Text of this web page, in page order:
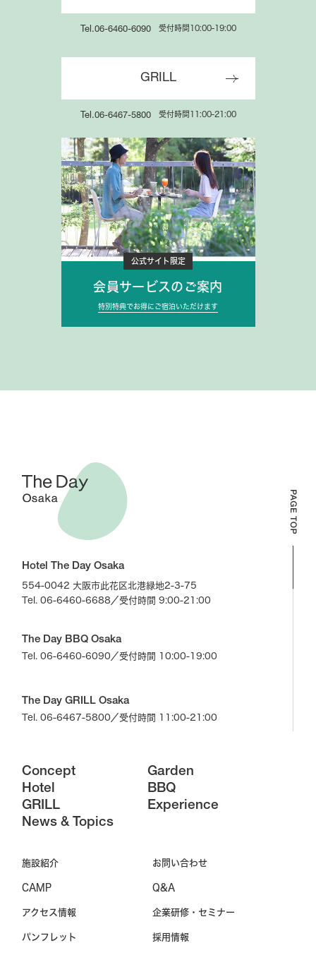
Tel.06-6460-6090 受付時間10:00-19:00
GRILL
Tel.06-6467-5800 受付時間11:00-21:00
公式サイト限定
会員サービスのご案内
特別特典でお得にご宿泊いただけます
Hotel The Day Osaka
554-0042 大阪市此花区北港緑地2-3-75
Tel. 06-6460-6688／受付時間 9:00-21:00
The Day BBQ Osaka
Tel. 06-6460-6090／受付時間 10:00-19:00
The Day GRILL Osaka
Tel. 06-6467-5800／受付時間 11:00-21:00
Concept
Garden
Hotel
BBQ
GRILL
Experience
News & Topics
施設紹介
CAMP
アクセス情報
パンフレット
お問い合わせ
Q&A
企業研修・セミナー
採用情報